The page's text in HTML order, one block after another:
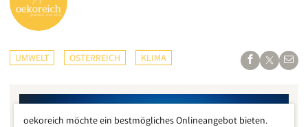
UMWELT ÖSTERREICH KLIMA
oekoreich möchte ein bestmögliches Onlineangebot bieten.